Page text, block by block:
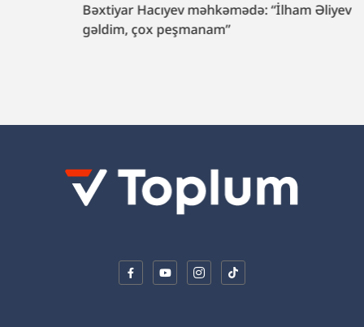
Bəxtiyar Hacıyev məhkəmədə: “İlham Əliyev çağırdı,
gəldim, çox peşmanam”